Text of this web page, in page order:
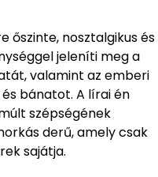
őszinte, nosztalgikus és
jeleníti meg a
valamint az emberi
bánatot. A lírai én
szépségének
derű, amely csak
sajátja.